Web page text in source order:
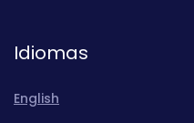
Idiomas
English